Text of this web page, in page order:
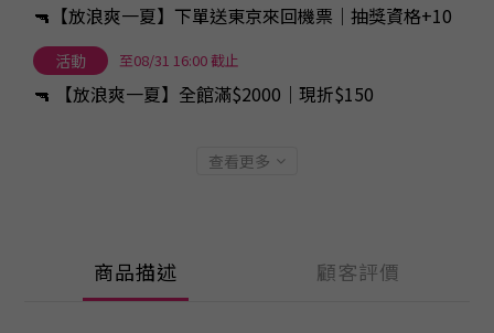
🔫【放浪爽一夏】下單送東京來回機票｜抽獎資格+10
活動 至08/31 16:00 截止
🔫 【放浪爽一夏】全館滿$2000｜現折$150
查看更多
商品描述 顧客評價